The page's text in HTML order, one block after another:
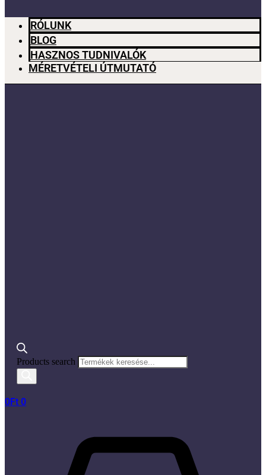
RÓLUNK
BLOG
HASZNOS TUDNIVALÓK
MÉRETVÉTELI ÚTMUTATÓ
Products search
0Ft 0